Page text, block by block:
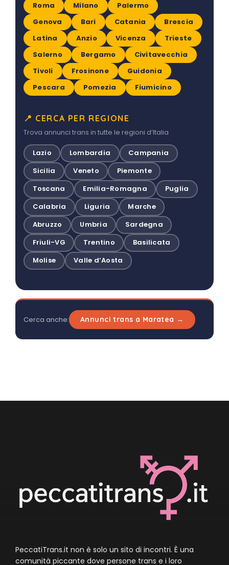
Roma Milano
Palermo
Genova
Bari Catania
Brescia
Latina
Anzio Vicenza
Trieste
Salerno
Bergamo
Civitavecchia
Tivoli
Frosinone
Guidonia
Pescara
Pomezia Fiumicino
📍 CERCA PER REGIONE
Trova annunci trans in tutte le regioni d’Italia
Lazio Lombardia
Campania
Sicilia
Veneto
Piemonte
Toscana
Emilia-Romagna
Puglia
Calabria
Liguria
Marche
Abruzzo
Umbria
Sardegna
Friuli-VG
Trentino
Basilicata
Molise
Valle d’Aosta
Cerca anche: Annunci trans a Maratea →
PeccatiTrans.it non è solo un sito di incontri. È una
comunità piccante dove persone trans e i loro